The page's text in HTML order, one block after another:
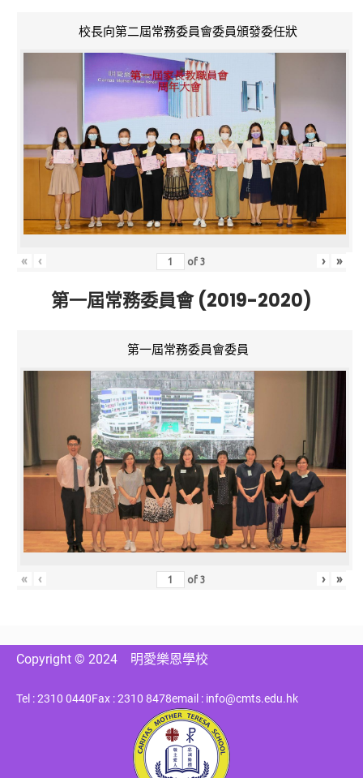
校長向第二屆常務委員會委員頒發委任狀
« ‹ of3 › »
第一屆常務委員會 (2019-2020)
第一屆常務委員會委員
« ‹ of3 › »
Copyright © 2024 明愛樂恩學校
Tel : 2310 0440Fax : 2310 8478email : info@cmts.edu.hk